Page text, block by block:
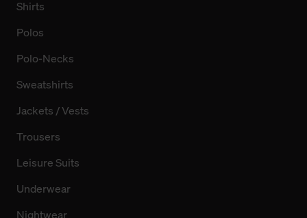
Shirts
Polos
Polo-Necks
Sweatshirts
Jackets / Vests
Trousers
Leisure Suits
Underwear
Nightwear